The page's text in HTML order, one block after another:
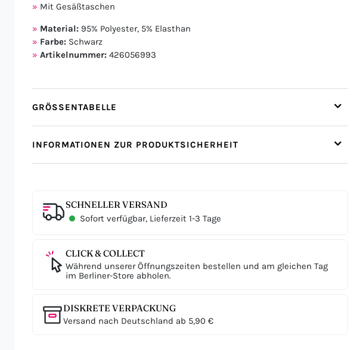
Mit Gesäßtaschen
Material: 95% Polyester, 5% Elasthan
Farbe: Schwarz
Artikelnummer: 426056993
GRÖSSENTABELLE
INFORMATIONEN ZUR PRODUKTSICHERHEIT
SCHNELLER VERSAND
Sofort verfügbar, Lieferzeit 1-3 Tage
CLICK & COLLECT
Während unserer Öffnungszeiten bestellen und am gleichen Tag
im Berliner-Store abholen.
DISKRETE VERPACKUNG
Versand nach Deutschland ab 5,90 €